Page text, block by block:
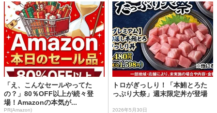
「え、こんなセールやってた
の？」80％OFF以上が続々登
場！Amazonの本気が...
PR(Amazon)
トロがぎっしり！「本鮪とろた
っぷり大祭」週末限定丼が登場
2026年5月30日